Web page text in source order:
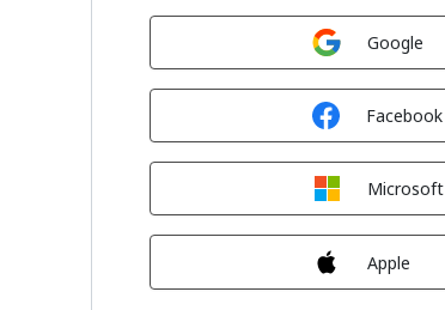
Google
Facebook
Microsoft
Apple